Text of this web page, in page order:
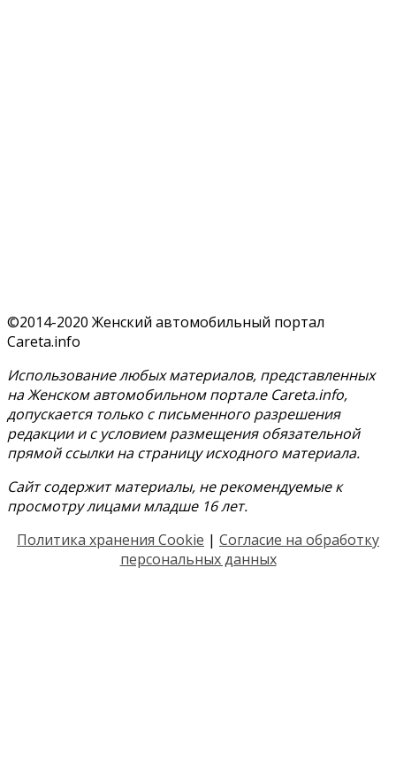
©2014-2020 Женский автомобильный портал
Careta.info
Использование любых материалов, представленных
на Женском автомобильном портале Careta.info,
допускается только с письменного разрешения
редакции и с условием размещения обязательной
прямой ссылки на страницу исходного материала.
Сайт содержит материалы, не рекомендуемые к
просмотру лицами младше 16 лет.
Политика хранения Cookie | Согласие на обработку
персональных данных